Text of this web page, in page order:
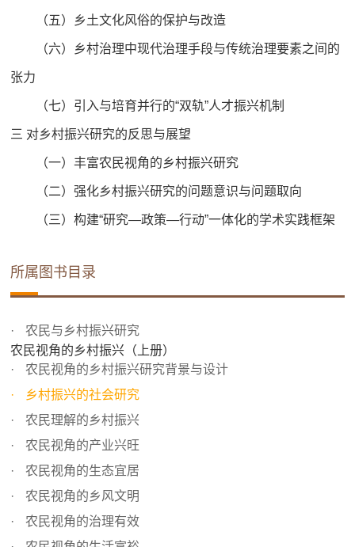
（五）乡土文化风俗的保护与改造
（六）乡村治理中现代治理手段与传统治理要素之间的
张力
（七）引入与培育并行的“双轨”人才振兴机制
三 对乡村振兴研究的反思与展望
（一）丰富农民视角的乡村振兴研究
（二）强化乡村振兴研究的问题意识与问题取向
（三）构建“研究—政策—行动”一体化的学术实践框架
所属图书目录
农民与乡村振兴研究
农民视角的乡村振兴（上册）
农民视角的乡村振兴研究背景与设计
乡村振兴的社会研究
农民理解的乡村振兴
农民视角的产业兴旺
农民视角的生态宜居
农民视角的乡风文明
农民视角的治理有效